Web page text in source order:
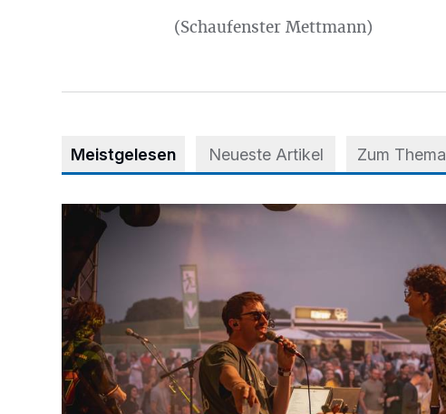
(Schaufenster Mettmann)
Meistgelesen Neueste Artikel Zum Thema
Mehr als nur ein Festival